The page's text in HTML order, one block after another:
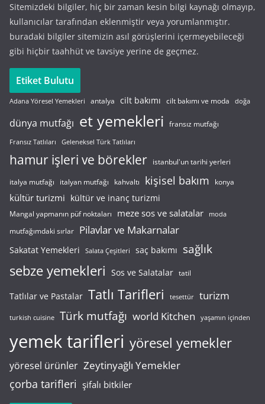
Sitemizdeki bilgiler, hiç bir zaman kesin bilgi kaynağı olmayıp,
kullanıcılar tarafından eklenmiştir veya yorumlanmıştır.
buradaki bilgiler sitemizin asıl görüşlerini içermeyebileceği
gibi hiçbir taahhüt ve tavsiye yerine de geçmez.
Etiket Bulutu
Adana Yöresel Yemekleri antalya cilt bakımı cilt bakımı ve moda doğa
dünya mutfağı et yemekleri fransız mutfağı
Fransız Tatlıları Geleneksel Türk Tatlıları
hamur işleri ve börekler istanbul'un tarihi yerleri
italya mutfağı italyan mutfağı kahvaltı kişisel bakım konya
kültür turizmi kültür ve inanç turizmi
Mangal yapmanın püf noktaları meze sos ve salatalar moda
mutfağımdaki sırlar Pilavlar ve Makarnalar
Sakatat Yemekleri Salata Çeşitleri saç bakımı sağlık
sebze yemekleri Sos ve Salatalar tatil
Tatlılar ve Pastalar Tatlı Tarifleri tesettür turizm
turkish cuisine Türk mutfağı world Kitchen yaşamın içinden
yemek tarifleri yöresel yemekler
yöresel ürünler Zeytinyağlı Yemekler
çorba tarifleri şifalı bitkiler